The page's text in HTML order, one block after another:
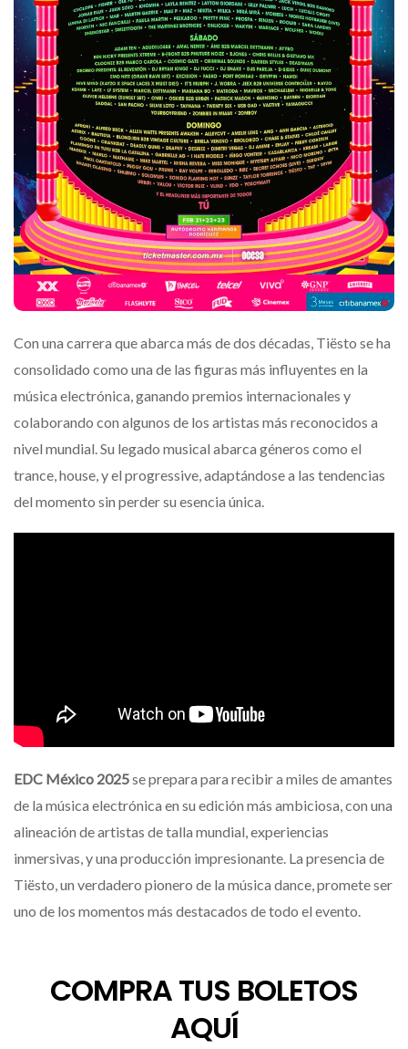
Con una carrera que abarca más de dos décadas, Tiësto se ha
consolidado como una de las figuras más influyentes en la
música electrónica, ganando premios internacionales y
colaborando con algunos de los artistas más reconocidos a
nivel mundial. Su legado musical abarca géneros como el
trance, house, y el progressive, adaptándose a las tendencias
del momento sin perder su esencia única.
EDC México 2025se prepara para recibir a miles de amantes
de la música electrónica en su edición más ambiciosa, con una
alineación de artistas de talla mundial, experiencias
inmersivas, y una producción impresionante. La presencia de
Tiësto, un verdadero pionero de la música dance, promete ser
uno de los momentos más destacados de todo el evento.
COMPRA TUS BOLETOS
AQUÍ